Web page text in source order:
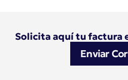
Solicita aquí tu factura
Enviar